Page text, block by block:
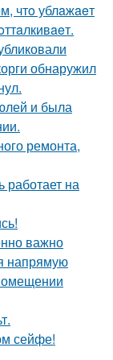
чтo ублaжaeт
обнаружил
и была
ремонта,
работает на
важно
напрямую
сейфе!